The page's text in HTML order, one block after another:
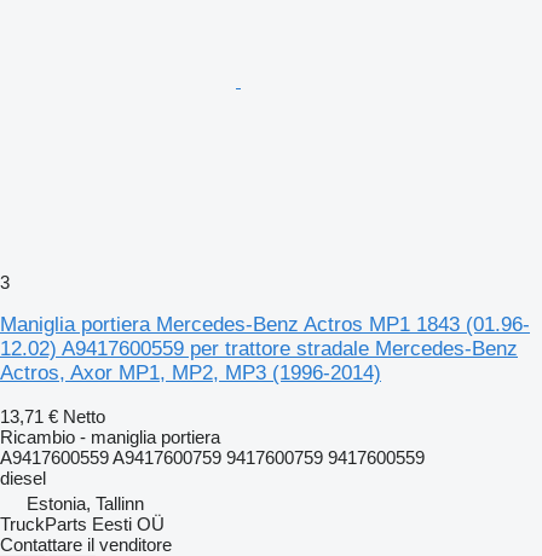
3
Maniglia portiera Mercedes-Benz Actros MP1 1843 (01.96-
12.02) A9417600559 per trattore stradale Mercedes-Benz
Actros, Axor MP1, MP2, MP3 (1996-2014)
13,71 € Netto
Ricambio - maniglia portiera
A9417600559 A9417600759 9417600759 9417600559
diesel
Estonia, Tallinn
TruckParts Eesti OÜ
Contattare il venditore